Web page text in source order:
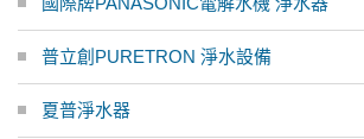
普立創PURETRON 淨水設備
夏普淨水器